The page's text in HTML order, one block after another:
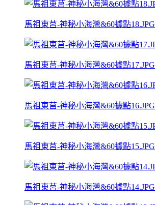
馬祖東莒-神秘小海灣&60據點18.JPG
馬祖東莒-神秘小海灣&60據點17.JPG
馬祖東莒-神秘小海灣&60據點16.JPG
馬祖東莒-神秘小海灣&60據點15.JPG
馬祖東莒-神秘小海灣&60據點14.JPG